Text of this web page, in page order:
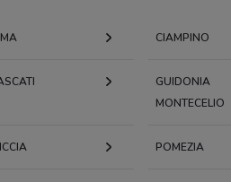
CIAMPINO
GUIDONIA
MONTECELIO
POMEZIA